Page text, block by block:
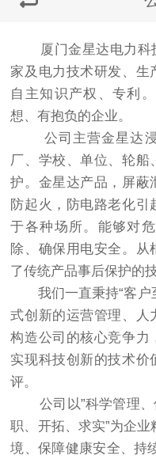
厦门金星达电力科
家及电力技术研发、生
自主知识产权、专利
想、有抱负的企业。
公司主营金星达浸
厂、学校、单位、轮船
护。金星达产品，屏蔽
防起火，防电路老化引
于各种场所。能够对
除、确保用电安全。从
了传统产品事后保护的
我们一直秉持“客户
式创新的运营管理、人
构造公司的核心竞争力
实现科技创新的技术价
评。
公司以”科学管理、
职、开拓、求实”为企
境、保障健康安全、持